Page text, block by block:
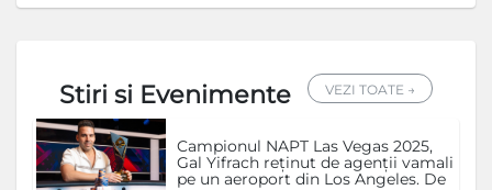
Stiri si Evenimente VEZI TOATE →
Campionul NAPT Las Vegas 2025,
Gal Yifrach reținut de agenții vamali
pe un aeroport din Los Angeles. De